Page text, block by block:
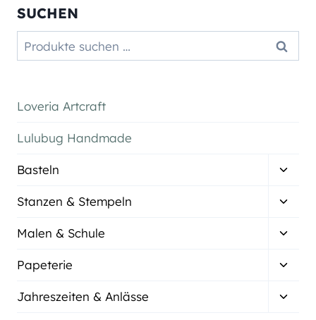
SUCHEN
Suchen
nach:
Suchen
Loveria Artcraft
Lulubug Handmade
Basteln
Stanzen & Stempeln
Malen & Schule
Papeterie
Jahreszeiten & Anlässe